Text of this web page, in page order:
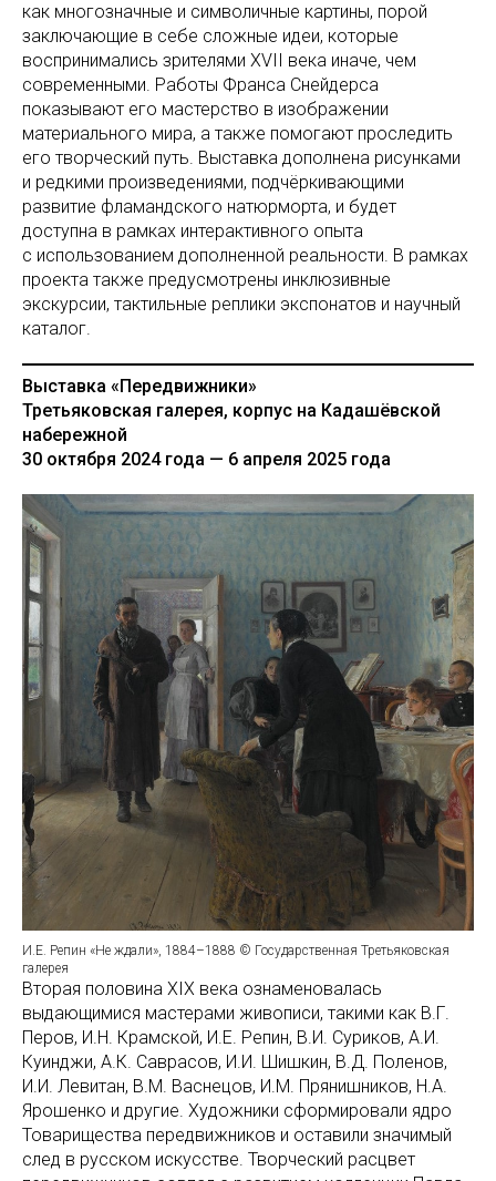
как многозначные и символичные картины, порой
заключающие в себе сложные идеи, которые
воспринимались зрителями XVII века иначе, чем
современными. Работы Франса Снейдерса
показывают его мастерство в изображении
материального мира, а также помогают проследить
его творческий путь. Выставка дополнена рисунками
и редкими произведениями, подчёркивающими
развитие фламандского натюрморта, и будет
доступна в рамках интерактивного опыта
с использованием дополненной реальности. В рамках
проекта также предусмотрены инклюзивные
экскурсии, тактильные реплики экспонатов и научный
каталог.
Выставка «Передвижники»
Третьяковская галерея, корпус на Кадашёвской
набережной
30 октября 2024 года — 6 апреля 2025 года
И.Е. Репин «Не ждали», 1884–1888 © Государственная Третьяковская
галерея
Вторая половина XIX века ознаменовалась
выдающимися мастерами живописи, такими как В.Г.
Перов, И.Н. Крамской, И.Е. Репин, В.И. Суриков, А.И.
Куинджи, А.К. Саврасов, И.И. Шишкин, В.Д. Поленов,
И.И. Левитан, В.М. Васнецов, И.М. Прянишников, Н.А.
Ярошенко и другие. Художники сформировали ядро
Товарищества передвижников и оставили значимый
след в русском искусстве. Творческий расцвет